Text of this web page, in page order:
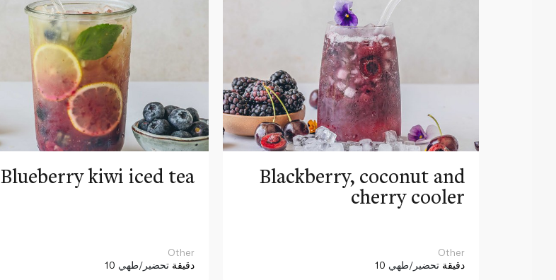
Blueberry kiwi iced tea
Other
10 دقيقة تحضير/طهي
Blackberry, coconut and
cherry cooler
Other
10 دقيقة تحضير/طهي